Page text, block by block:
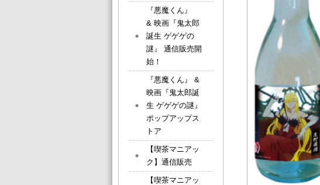
『悪魔くん』
& 映画『鬼太郎
誕生 ゲゲゲの
謎』 通信販売開
始！
『悪魔くん』 &
映画『鬼太郎誕
生 ゲゲゲの謎』
ポップアップス
トア
【喫茶マニアッ
ク】通信販売
【喫茶マニアッ